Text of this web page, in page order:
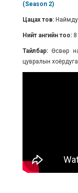
(Season 2)
Цацах тов:
Нийт ангийн тоо:8
Тайлбар:Өсвөр
цувралын